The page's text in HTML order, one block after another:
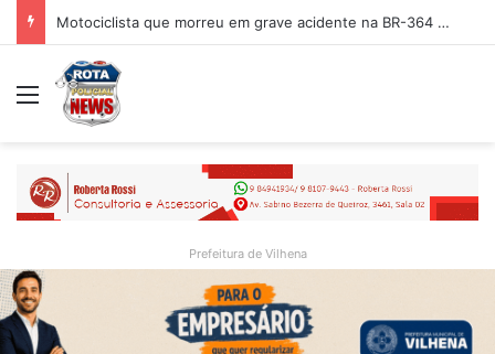
Motociclista que morreu em grave acidente na BR-364 é identificado; família procurava por ele antes de receber a notícia da tragédia
Menu
Prefeitura de Vilhena